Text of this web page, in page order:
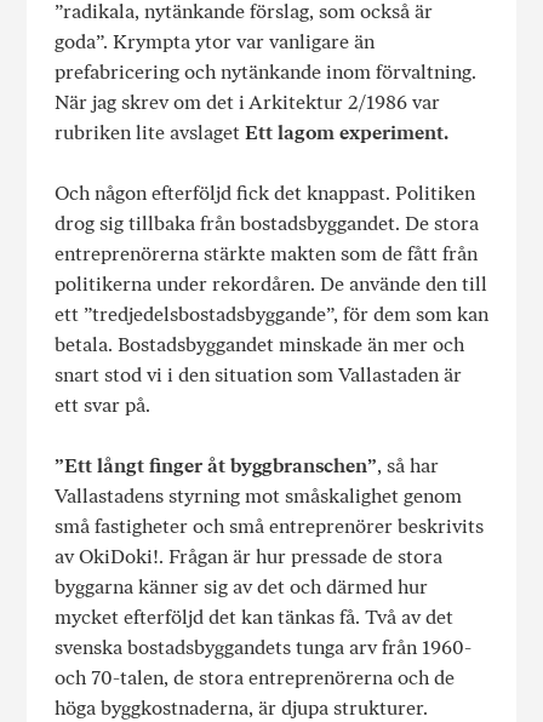
”radikala, nytänkande förslag, som också är
goda”. Krympta ytor var vanligare än
prefabricering och nytänkande inom förvaltning.
När jag skrev om det i Arkitektur 2/1986 var
rubriken lite avslagetEtt lagom experiment.
Och någon efterföljd fick det knappast. Politiken
drog sig tillbaka från bostadsbyggandet. De stora
entreprenörerna stärkte makten som de fått från
politikerna under rekordåren. De använde den till
ett ”tredjedelsbostadsbyggande”, för dem som kan
betala. Bostadsbyggandet minskade än mer och
snart stod vi i den situation som Vallastaden är
ett svar på.
”Ett långt finger åt byggbranschen”, så har
Vallastadens styrning mot småskalighet genom
små fastigheter och små entreprenörer beskrivits
av OkiDoki!. Frågan är hur pressade de stora
byggarna känner sig av det och därmed hur
mycket efterföljd det kan tänkas få. Två av det
svenska bostadsbyggandets tunga arv från 1960-
och 70-talen, de stora entreprenörerna och de
höga byggkostnaderna, är djupa strukturer.